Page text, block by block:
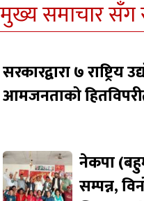
मुख्य समाचार सँग
सरकारद्वारा ७
आमजनताको
नेकपा
सम्पन्न,